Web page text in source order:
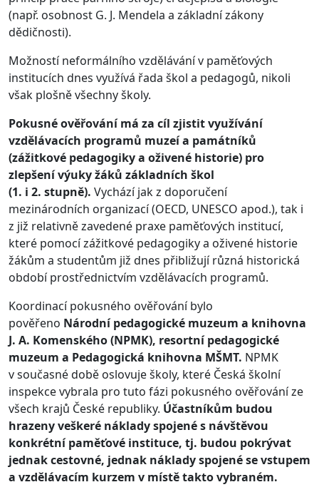
(např. osobnost G. J. Mendela a základní zákony
dědičnosti).
Možností neformálního vzdělávání v paměťových
institucích dnes využívá řada škol a pedagogů, nikoli
však plošně všechny školy.
Pokusné ověřování má za cíl zjistit využívání
vzdělávacích programů muzeí a památníků
(zážitkové pedagogiky a oživené historie) pro
zlepšení výuky žáků základních škol
(1. i 2. stupně). Vychází jak z doporučení
mezinárodních organizací (OECD, UNESCO apod.), tak i
z již relativně zavedené praxe paměťových institucí,
které pomocí zážitkové pedagogiky a oživené historie
žákům a studentům již dnes přibližují různá historická
období prostřednictvím vzdělávacích programů.
Koordinací pokusného ověřování bylo
pověřeno Národní pedagogické muzeum a knihovna
J. A. Komenského (NPMK), resortní pedagogické
muzeum a Pedagogická knihovna MŠMT. NPMK
v současné době oslovuje školy, které Česká školní
inspekce vybrala pro tuto fázi pokusného ověřování ze
všech krajů České republiky. Účastníkům budou
hrazeny veškeré náklady spojené s návštěvou
konkrétní paměťové instituce, tj. budou pokrývat
jednak cestovné, jednak náklady spojené se vstupem
a vzdělávacím kurzem v místě takto vybraném.